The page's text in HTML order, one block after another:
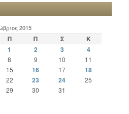
2015
Π Π Σ
Κ
1
2 3
4
8 9 10
11
15 16 17
18
22 23 24 25
29 30 31